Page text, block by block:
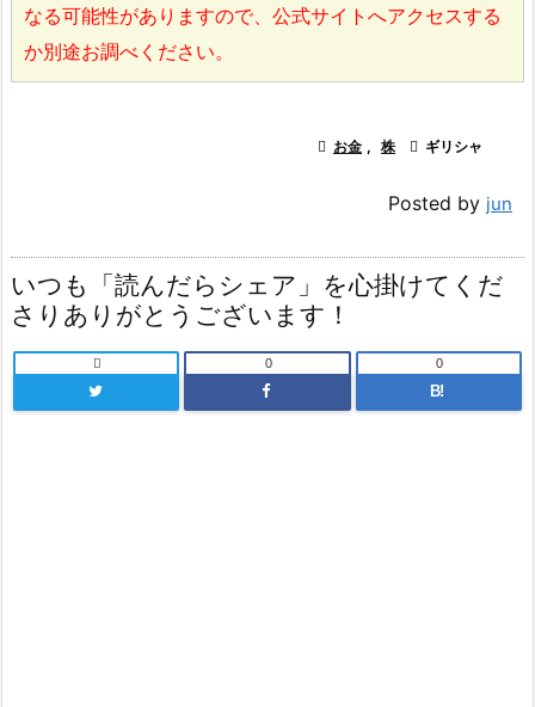
なる可能性がありますので、公式サイトへアクセスする
か別途お調べください。
 お金 , 株  ギリシャ
Posted by jun
いつも「読んだらシェア」を心掛けてくだ
さりありがとうございます！
 0
B!
0